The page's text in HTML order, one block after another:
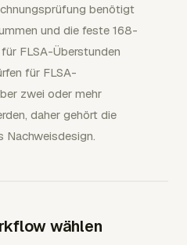
benötigt
und die feste 168-
FLSA-Überstunden
für FLSA-
zwei oder mehr
daher gehört die
Nachweisdesign.
wählen